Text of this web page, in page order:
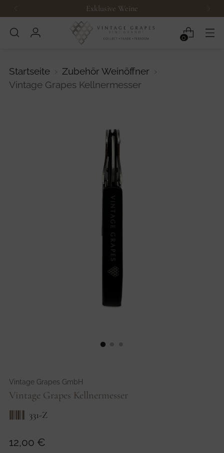
Exklusive Weine
0
Startseite
Zubehör Weinöffner
Vintage Grapes Kellnermesser
Vintage Grapes GmbH
Vintage Grapes Kellnermesser
331-Z
Regulärer
12,00 €